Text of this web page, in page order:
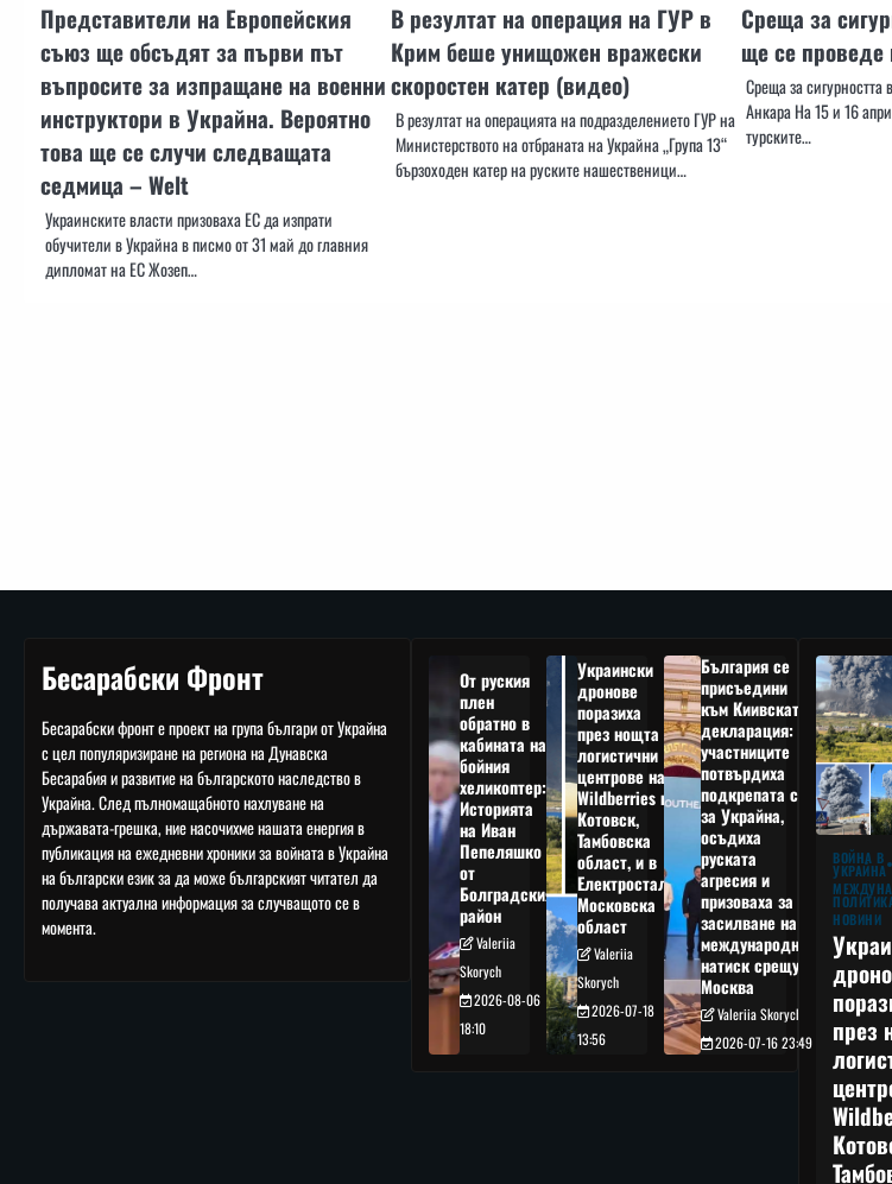
Представители на Европейския
съюз ще обсъдят за първи път
въпросите за изпращане на военни
инструктори в Украйна. Вероятно
това ще се случи следващата
седмица – Welt
Украинските власти призоваха ЕС да изпрати
обучители в Украйна в писмо от 31 май до главния
дипломат на ЕС Жозеп…
В резултат на операция на ГУР в
Крим беше унищожен вражески
скоростен катер (видео)
В резултат на операцията на подразделението ГУР на
Министерството на отбраната на Украйна „Група 13“
бързоходен катер на руските нашественици…
Среща за
ще се проведе
Среща за
Анкара На 15 и 16
турските…
Бесарабски Фронт
Бесарабски фронт е проект на група българи от Украйна
с цел популяризиране на региона на Дунавска
Бесарабия и развитие на българското наследство в
Украйна. След пълномащабното нахлуване на
държавата-грешка, ние насочихме нашата енергия в
публикация на ежедневни хроники за войната в Украйна
на български език за да може българският читател да
получава актуална информация за случващото се в
момента.
От руския
плен
обратно в
кабината на
бойния
хеликоптер:
Историята
на Иван
Пепеляшко
от
Болградския
район
Valeriia
Skorych
2026-08-06
18:10
Украински
дронове
поразиха
през нощта
логистични
центрове на
Wildberries в
Котовск,
Тамбовска
област, и в
Електростал,
Московска
област
Valeriia
Skorych
2026-07-18
13:56
България се
присъедини
към Киивската
декларация:
участниците
потвърдиха
подкрепата си
за Украйна,
осъдиха
руската
агресия и
призоваха за
засилване на
международния
натиск срещу
Москва
Valeriia Skorych
2026-07-16 23:49
ВОЙНА В
УКРАЙНА
НОВИНИ
през